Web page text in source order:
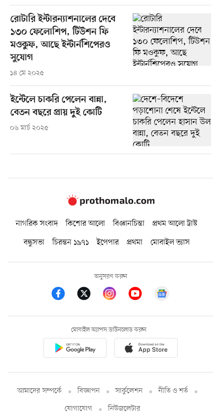
রোটারি ইন্টারন্যাশনালের দেবে
১৩০ ফেলোশিপ, টিউশন ফি
মওকুফ, আছে ইন্টার্নশিপেরও
সুযোগ
১৪ মে ২০২৫
ইন্টেলে চাকরি পেলেন বান্না,
বেতন বছরে প্রায় দুই কোটি
০৬ মার্চ ২০২৫
নাগরিক সংবাদ কিশোর আলো বিজ্ঞানচিন্তা
প্রথম আলো ট্রাস্ট
বন্ধুসভা
চিরন্তন ১৯৭১ ইপেপার প্রথমা মোবাইল ভ্যাস
অনুসরণ করুন
মোবাইল অ্যাপস ডাউনলোড করুন
আমাদের সম্পর্কে বিজ্ঞাপন সার্কুলেশন
নীতি ও শর্ত
যোগাযোগ
নিউজলেটার